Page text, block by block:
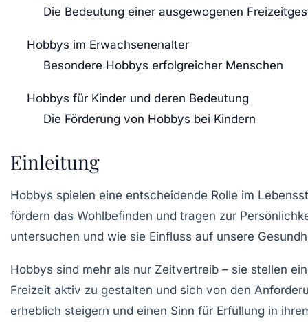
Die Bedeutung einer ausgewogenen
Hobbys im Erwachsenenalter
Besondere Hobbys erfolgreicher Menschen
Hobbys für Kinder und deren Bedeutung
Die Förderung von Hobbys bei Kindern
Einleitung
Hobbys spielen eine entscheidende Rolle im
fördern das Wohlbefinden und tragen zur
untersuchen und wie sie Einfluss auf unsere
Hobbys sind mehr als nur Zeitvertreib – sie stellen
Freizeit aktiv zu gestalten und sich von den
erheblich steigern und einen Sinn für Erfüllung in